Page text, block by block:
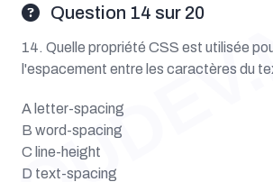
Question 14 sur 20
14. Quelle propriété CSS est utilisée
l'espacement entre les caractères du
A letter-spacing
B word-spacing
C line-height
D text-spacing